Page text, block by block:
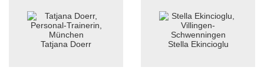
Tatjana Doerr Stella Ekincioglu